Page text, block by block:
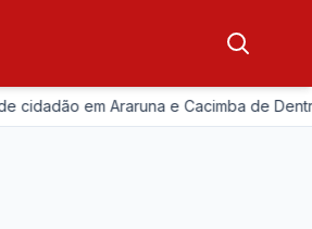
em Araruna e Cacimba de Dentro